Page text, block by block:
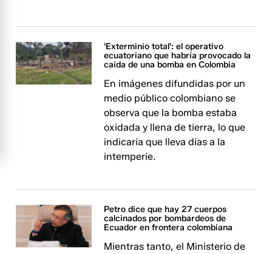
'Exterminio total': el operativo
ecuatoriano que habría provocado la
caída de una bomba en Colombia
En imágenes difundidas por un
medio público colombiano se
observa que la bomba estaba
oxidada y llena de tierra, lo que
indicaría que lleva días a la
intemperie.
Petro dice que hay 27 cuerpos
calcinados por bombardeos de
Ecuador en frontera colombiana
Mientras tanto, el Ministerio de